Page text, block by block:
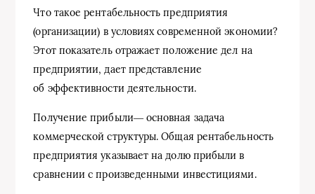
Что такое рентабельность предприятия
(организации) в условиях современной экономии?
Этот показатель отражает положение дел на
предприятии, дает представление
об эффективности деятельности.
Получение прибыли― основная задача
коммерческой структуры. Общая рентабельность
предприятия указывает на долю прибыли в
сравнении с произведенными инвестициями.